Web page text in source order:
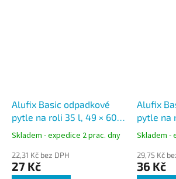
Alufix Basic odpadkové
pytle na roli 35 l, 49 × 60
cm, HDPE, 8 µ, 30 ks
Skladem - expedice 2 prac. dny
22,31 Kč bez DPH
27 Kč
Alufix
pytle na
cm,
Skladem -
29,75 Kč
36 Kč